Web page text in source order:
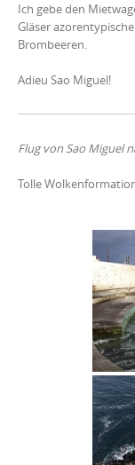
Ich gebe den
Gläser
Brombeeren.
Adieu Sao Miguel!
Flug von Sao Miguel
Tolle